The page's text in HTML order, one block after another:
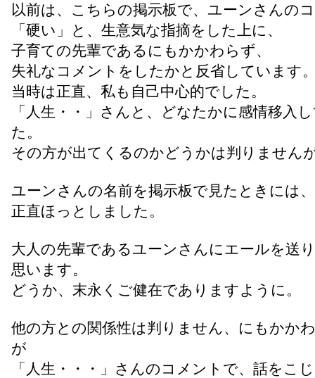
以前は、こちらの掲示板で、ユーンさんの
「硬い」と、生意気な指摘をした上に、
子育ての先輩であるにもかかわらず、
失礼なコメントをしたかと反省しています
当時は正直、私も自己中心的でした。
「人生・・」さんと、どなたかに感情移入
た。
その方が出てくるのかどうかは判りません
ユーンさんの名前を掲示板で見たときには、
正直ほっとしました。
大人の先輩であるユーンさんにエールを送
思います。
どうか、末永くご健在でありますように。
他の方との関係性は判りません、にもかか
が
「人生・・・」さんのコメントで、話をこ